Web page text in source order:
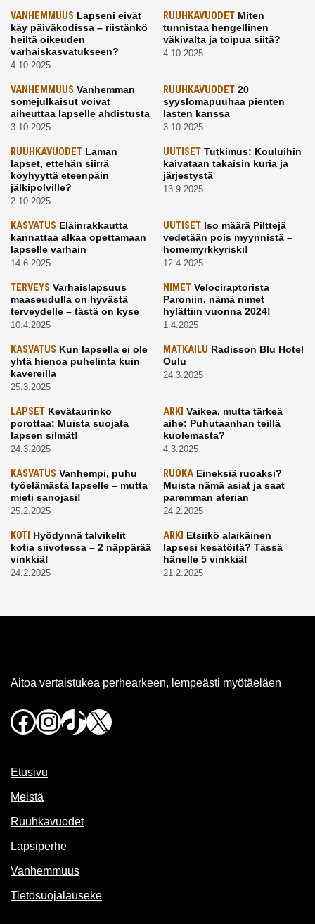
VANHEMMUUS Lapseni eivät
käy päiväkodissa – riistänkö
heiltä oikeuden
varhaiskasvatukseen?
4.10.2025
RUUHKAVUODETMiten
tunnistaa hengellinen
väkivalta ja toipua siitä?
4.10.2025
VANHEMMUUS Vanhemman
somejulkaisut voivat
aiheuttaa lapselle ahdistusta
3.10.2025
RUUHKAVUODET20
syyslomapuuhaa pienten
lasten kanssa
3.10.2025
RUUHKAVUODET Laman
lapset, ettehän siirrä
köyhyyttä eteenpäin
jälkipolville?
2.10.2025
UUTISETTutkimus: Kouluihin
kaivataan takaisin kuria ja
järjestystä
13.9.2025
KASVATUS Eläinrakkautta
kannattaa alkaa opettamaan
lapselle varhain
14.6.2025
UUTISETIso määrä Pilttejä
vedetään pois myynnistä –
homemyrkkyriski!
12.4.2025
TERVEYS Varhaislapsuus
maaseudulla on hyvästä
terveydelle – tästä on kyse
10.4.2025
NIMETVelociraptorista
Paroniin, nämä nimet
hylättiin vuonna 2024!
1.4.2025
KASVATUS Kun lapsella ei ole
yhtä hienoa puhelinta kuin
kavereilla
25.3.2025
MATKAILU Radisson Blu Hotel
Oulu
24.3.2025
LAPSET Kevätaurinko
porottaa: Muista suojata
lapsen silmät!
24.3.2025
ARKI Vaikea, mutta tärkeä
aihe: Puhutaanhan teillä
kuolemasta?
4.3.2025
KASVATUS Vanhempi, puhu
työelämästä lapselle – mutta
mieti sanojasi!
25.2.2025
RUOKAEineksiä ruoaksi?
Muista nämä asiat ja saat
paremman aterian
24.2.2025
KOTI Hyödynnä talvikelit
kotia siivotessa – 2 näppärää
vinkkiä!
24.2.2025
ARKI Etsiikö alaikäinen
lapsesi kesätöitä? Tässä
hänelle 5 vinkkiä!
21.2.2025
Aitoa vertaistukea perhearkeen, lempeästi myötäeläen
Facebook
Instagram
TikTok
X
Etusivu
Meistä
Ruuhkavuodet
Lapsiperhe
Vanhemmuus
Tietosuojalauseke